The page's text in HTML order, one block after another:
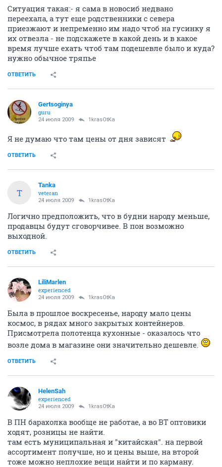
Ситуация такая:- я сама в новосиб недвано
переехала, а тут еще родственники с севера
приезжают и непременно им надо чтоб на гусинку я
их отвезла - не подскажете в какой день и в какое
время лучше ехать чтоб там подешевле было и куда?
нужно обычное тряпье
ОТВЕТИТЬ
Gertsoginya
guru
24 июля 2009 1krasOtKa
Я не думаю что там цены от дня зависят
ОТВЕТИТЬ
T
Tanka
veteran
24 июля 2009 1krasOtKa
Логично предположить, что в будни народу меньше,
продавцы будут сговорчивее. В пон возможно
выходной.
ОТВЕТИТЬ
LiliMarlen
experienced
24 июля 2009 1krasOtKa
Была в прошлое воскресенье, народу мало цены
космос, в рядах много закрытых контейнеров.
Присмотрела полотенца кухонные - оказалось что
возле дома в магазине они значительно дешевле.
ОТВЕТИТЬ
HelenSah
experienced
24 июля 2009 1krasOtKa
В ПН барахолка вообще не работае, а во ВТ оптовики
ходят, розницы не найти.
там есть муниципальная и "китайская". на первой
ассортимент получше, но и цены выше, на второй
тоже можно неплохие вещи найти и по карману.